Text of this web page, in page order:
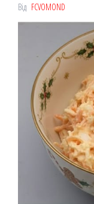
Від FCVOMOND